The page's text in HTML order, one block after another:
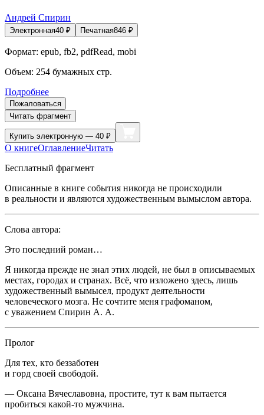
Андрей Спирин
Электронная40 ₽ Печатная846 ₽
Формат: epub, fb2, pdfRead, mobi
Объем: 254 бумажных стр.
Подробнее
Пожаловаться
Читать фрагмент
Купить электронную — 40 ₽
О книгеОглавлениеЧитать
Бесплатный фрагмент
Описанные в книге события никогда не происходили
в реальности и являются художественным вымыслом автора.
Слова автора:
Это последний роман…
Я никогда прежде не знал этих людей, не был в описываемых
местах, городах и странах. Всё, что изложено здесь, лишь
художественный вымысел, продукт деятельности
человеческого мозга. Не сочтите меня графоманом,
с уважением Спирин А. А.
Пролог
Для тех, кто беззаботен
и горд своей свободой.
— Оксана Вячеславовна, простите, тут к вам пытается
пробиться какой-то мужчина.